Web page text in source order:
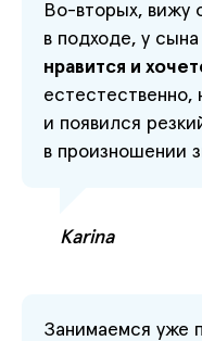
Во-вторых, вижу
в подходе, у
нравится и
естестественно,
и появился
в произношении
Karina
Занимаемся уже